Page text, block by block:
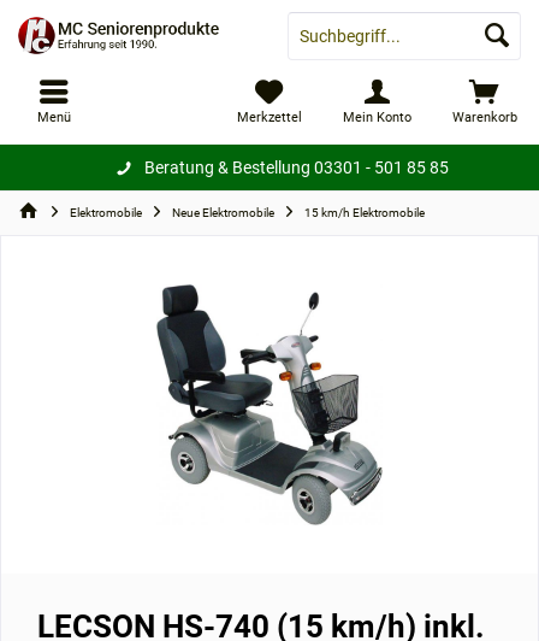
Beratung & Bestellung 03301 - 501 85 85
Warenkorb
Merkzettel Mein Konto
Menü
Elektromobile Neue Elektromobile 15 km/h Elektromobile
LECSON HS-740 (15 km/h) inkl.